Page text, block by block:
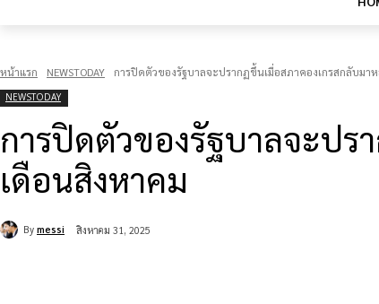
หน้าแรก NEWSTODAY การปิดตัวของรัฐบาลจะปรากฏขึ้นเมื่อสภาคองเกรสกลับมา
NEWSTODAY
การปิดตัวของรัฐบาลจะปร
เดือนสิงหาคม
By messi สิงหาคม 31, 2025